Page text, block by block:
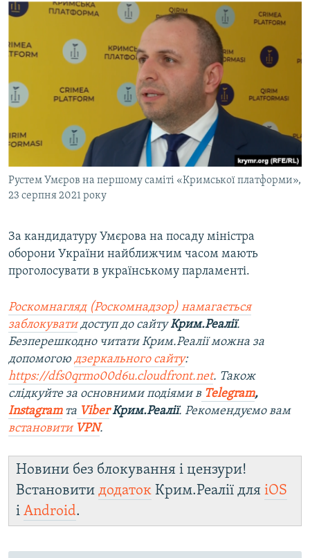
Рустем Умєров на першому саміті «Кримської платформи»,
23 серпня 2021 року
За кандидатуру Умєрова на посаду міністра
оборони України найближчим часом мають
проголосувати в українському парламенті.
Роскомнагляд (Роскомнадзор) намагається
заблокуватидоступ до сайтуКрим.Реалії.
Безперешкодно читати Крим.Реалії можна за
допомогою дзеркального сайту:
https://dfs0qrmo00d6u.cloudfront.net. Також
слідкуйте за основними подіями в Telegram,
Instagramта ViberКрим.Реалії. Рекомендуємо вам
встановити VPN.
Новини без блокування і цензури!
Встановити додаток Крим.Реалії для iOS
і Android.